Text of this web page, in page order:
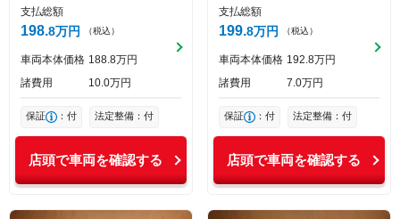
支払総額
198 8万円 （税込）
車両本体価格 188 8万円
諸費用
10 0万円
保証 ：付 法定整備：付
店頭で車両を確認する
支払総額
199 8万円 （税込）
車両本体価格 192 8万円
諸費用
7 0万円
保証 ：付 法定整備：付
店頭で車両を確認する